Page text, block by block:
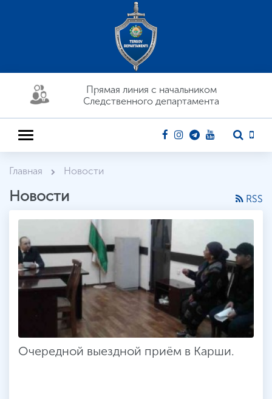
Прямая линия c начальником
Следственного департамента
Главная Новости
Новости RSS
Очередной выездной приём в Карши.